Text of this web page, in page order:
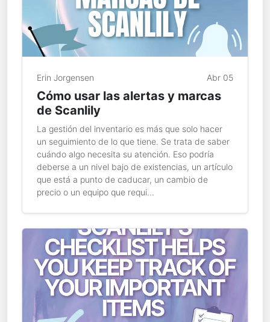
Erin Jorgensen Abr 05
Cómo usar las alertas y marcas
de Scanlily
La gestión del inventario es más que solo hacer
un seguimiento de lo que tiene. Se trata de saber
cuándo algo necesita su atención. Eso podría
deberse a un nivel bajo de existencias, un artículo
que está a punto de caducar, un cambio de
precio o un equipo que requi...